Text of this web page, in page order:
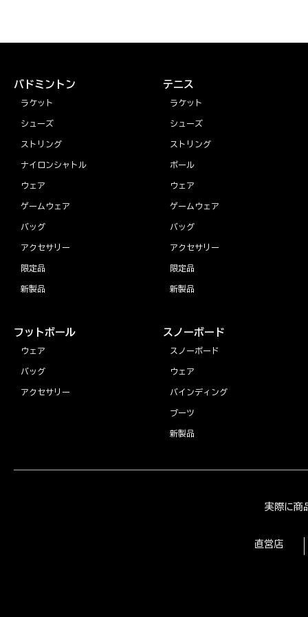
バドミントン
ラケット
シューズ
ストリング
ナイロンシャトル
ウェア
ゲームウェア
バッグ
アクセサリー
限定品
新製品
テニス
ラケット
シューズ
ストリング
ボール
ウェア
ゲームウェア
バッグ
アクセサリー
限定品
新製品
フットボール
ウェア
バッグ
アクセサリー
スノーボード
スノーボード
ウェア
バインディング
ブーツ
新製品
実際に商
直営店